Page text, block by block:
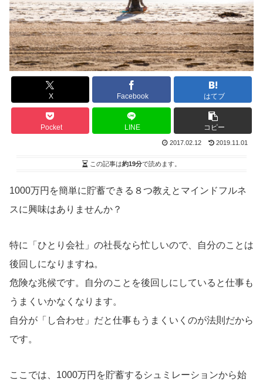
X Facebook はてブ
Pocket LINE コピー
2017.02.12 2019.11.01
この記事は約19分で読めます。
1000万円を簡単に貯蓄できる８つ教えとマインドフルネ
スに興味はありませんか？
特に「ひとり会社」の社長なら忙しいので、自分のことは
後回しになりますね。
危険な兆候です。自分のことを後回しにしていると仕事も
うまくいかなくなります。
自分が「し合わせ」だと仕事もうまくいくのが法則だから
です。
ここでは、1000万円を貯蓄するシュミレーションから始